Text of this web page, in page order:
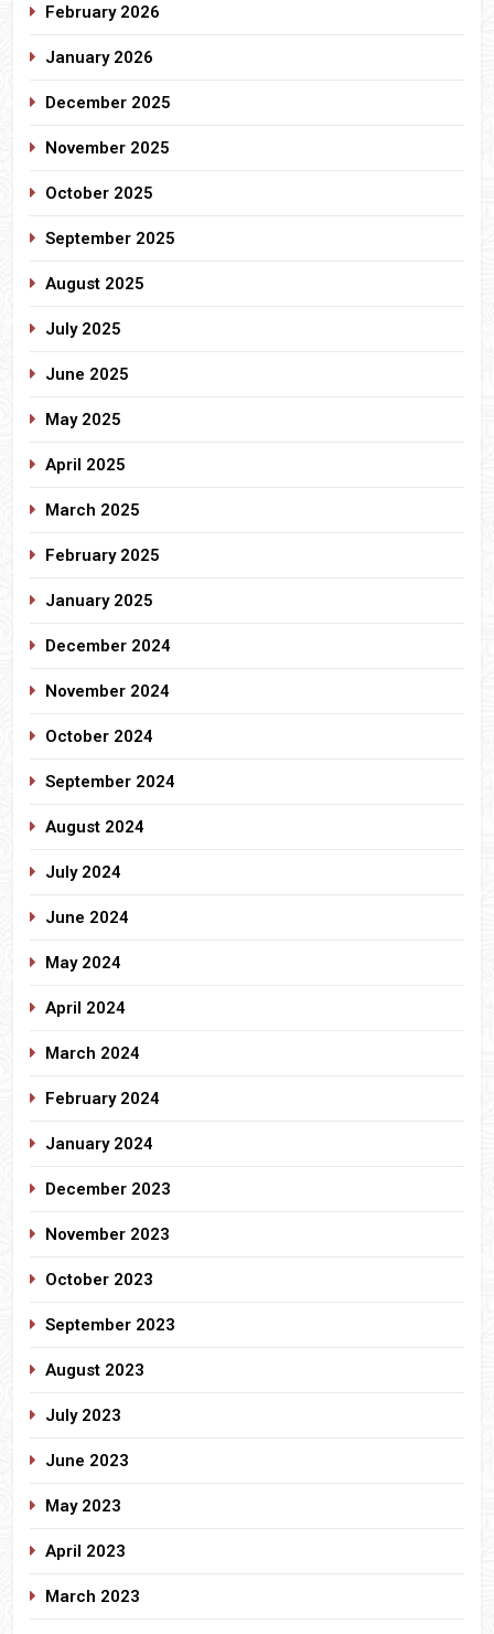
February 2026
January 2026
December 2025
November 2025
October 2025
September 2025
August 2025
July 2025
June 2025
May 2025
April 2025
March 2025
February 2025
January 2025
December 2024
November 2024
October 2024
September 2024
August 2024
July 2024
June 2024
May 2024
April 2024
March 2024
February 2024
January 2024
December 2023
November 2023
October 2023
September 2023
August 2023
July 2023
June 2023
May 2023
April 2023
March 2023